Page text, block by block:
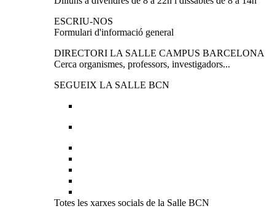
ESCRIU-NOS
Formulari d'informació general
DIRECTORI LA SALLE CAMPUS BARCELONA
Cerca organismes, professors, investigadors...
SEGUEIX LA SALLE BCN
Totes les xarxes socials de la Salle BCN